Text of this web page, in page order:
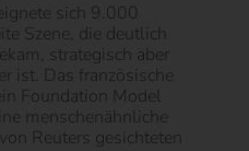
sich 9.000
Szene, die deutlich
strategisch aber
ist. Das französische
Foundation Model
menschenähnliche
Reuters gesichteten